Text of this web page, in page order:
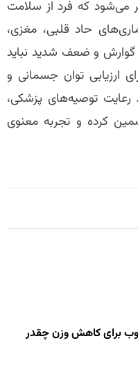
می‌شود که فرد از سلامت
حاد قلبی، مغزی،
گوارش و ضعف شدید نباید
ارزیابی توان جسمانی و
توصیه‌های پزشکی،
کرده و تجربه معنوی
برای کاهش وزن چقدر